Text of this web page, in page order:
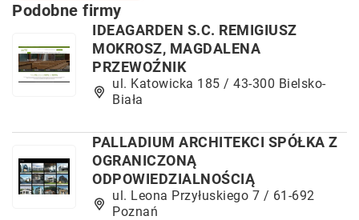
Podobne firmy
IDEAGARDEN S.C. REMIGIUSZ
MOKROSZ, MAGDALENA
PRZEWOŹNIK
ul. Katowicka 185 / 43-300 Bielsko-
Biała
PALLADIUM ARCHITEKCI SPÓŁKA Z
OGRANICZONĄ
ODPOWIEDZIALNOŚCIĄ
ul. Leona Przyłuskiego 7 / 61-692
Poznań